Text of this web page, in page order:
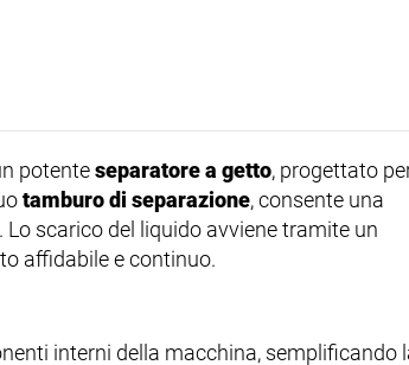
potenteseparatore a getto, progettato
tamburo di separazione, consente una
scarico del liquido avviene tramite un
affidabile e continuo.
interni della macchina, semplificando